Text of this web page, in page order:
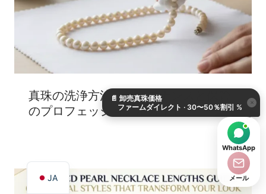
真珠の洗浄方法：メンテナンスと保管
のプロフェッショナルガイド
📄 卸売真珠価格
ファームダイレクト · 30〜50％割引 %
×
WhatsApp
メール
JA
IT
ES